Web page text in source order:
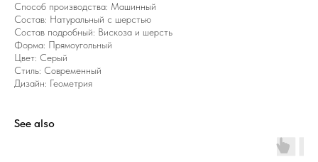
Способ производства: Машинный
Состав: Натуральный с шерстью
Состав подробный: Вискоза и шерсть
Форма: Прямоугольный
Цвет: Серый
Стиль: Современный
Дизайн: Геометрия
See also